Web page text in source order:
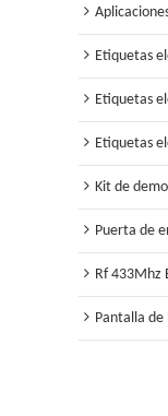
Aplicaciones
Etiquetas
Etiquetas
Etiquetas
Kit de
Puerta de
Rf 433Mhz
Pantalla